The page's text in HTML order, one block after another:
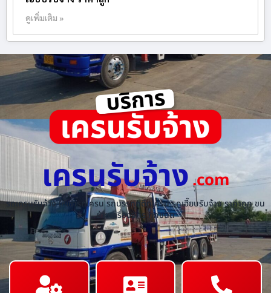
ดูเพิ่มเติม »
เครนรับจ้าง.com
รถเครนรับจ้าง ให้เช่ารถเครน รถบรรทุกติดเครน รถเฮี๊ยบรับจ้าง ราคาถูก ขน
ย้ายเครื่องจักร ทุกชนิด